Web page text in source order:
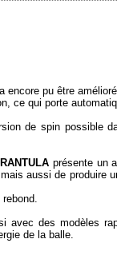
encore pu être
ce qui porte
de spin possible
présente un
aussi de produire
avec des modèles
de la balle.